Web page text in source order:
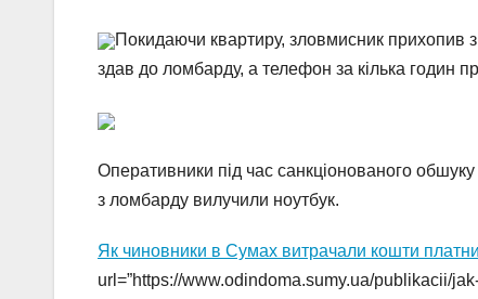
Покидаючи квартиру, зловмисник прихопив
здав до ломбарду, а телефон за кілька годин
Оперативники під час санкціонованого
з ломбарду вилучили ноутбук.
Як чиновники в Сумах витрачали кошти
url=”https://www.odindoma.sumy.ua/publikacii/